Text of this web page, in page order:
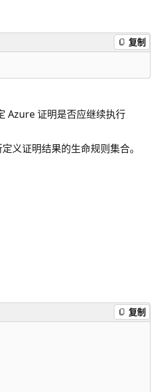
复制
Azure 证明是否应继续执行
义证明结果的生命规则集合。
复制